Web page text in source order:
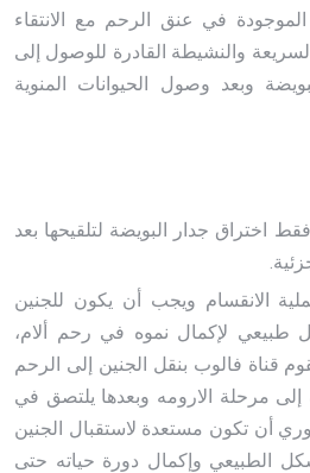
في عنق الرحم مع الانتقاء
والنشيطة القادرة للوصول إلى
وبعد وصول الحيوانات المنوية
اختراق جدار البويضة لتلقيحها بعد
الانقسام ويجب أن يكون للجنين
طبيعي لإكمال نموه في رحم ألام،
قناة فالوب بنقل الجنين إلى الرحم
مرحلة الارومه وبعدها يلتصق في
أن تكون مستعدة لاستقبال الجنين
الطبيعي وإكمال دورة حياته حتى